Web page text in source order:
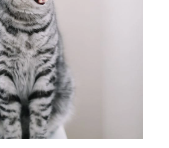
RĘKODZIEŁO
RZEMIOSŁO
ZWYCZAJE
ZRÓB TO SAM